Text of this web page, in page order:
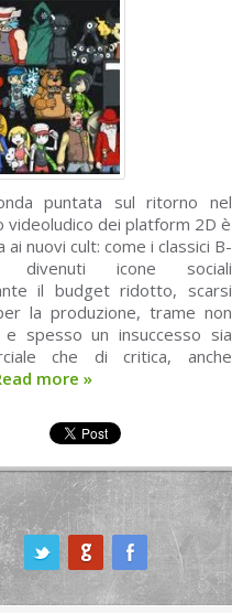
puntata sul ritorno nel
videoludico dei platform 2D è
ai nuovi cult: come i classici B-
divenuti icone sociali
il budget ridotto, scarsi
la produzione, trame non
e spesso un insuccesso sia
che di critica, anche
more »